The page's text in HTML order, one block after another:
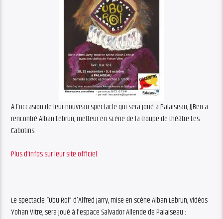
A l’occasion de leur nouveau spectacle qui sera joué à Palaiseau, JJBen a
rencontré Alban Lebrun, metteur en scène de la troupe de théâtre Les
Cabotins.
Plus d’infos sur leur site officiel.
Le spectacle “Ubu Roi” d’Alfred Jarry, mise en scène Alban Lebrun, vidéos
Yohan Vitre, sera joué à l’espace Salvador Allende de Palaiseau :